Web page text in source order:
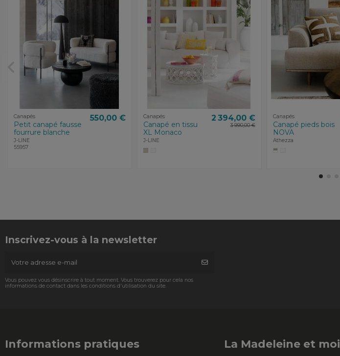
Canapés
Petit canapé fausse
fourrure blanche
J-LINE
55957
550,00 € Canapés
Canapé en tissu
XL Monaco
J-LINE
2 394,00 €
3 990,00 €
Canapés
Canapé pieds bois
NOVA
Athezza
Inscrivez-vous à la newsletter
Vous pouvez vous désinscrire à tout moment. Vous trouverez pour cela nos
informations de contact dans les conditions d'utilisation du site.
Informations pratiques La Madeleine et moi